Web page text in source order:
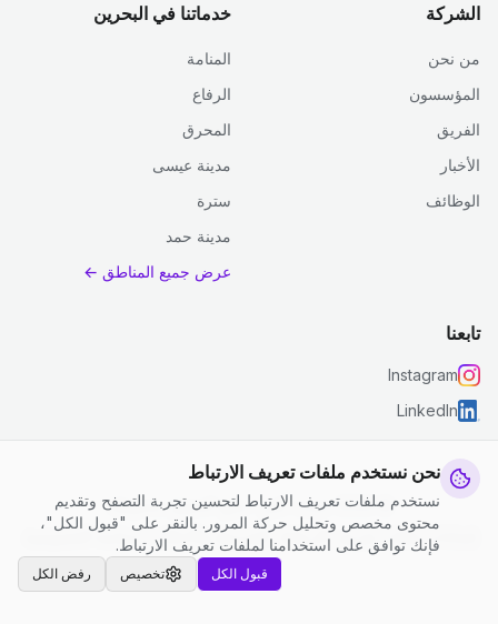
نحن نستخدم ملفات تعريف الارتباط
نستخدم ملفات تعريف الارتباط لتحسين تجربة التصفح وتقديم
محتوى مخصص وتحليل حركة المرور. بالنقر على "قبول الكل"،
فإنك توافق على استخدامنا لملفات تعريف الارتباط.
رفض الكل تخصيص قبول الكل
الشركة
من نحن
المؤسسون
الفريق
الأخبار
الوظائف
خدماتنا في البحرين
المنامة
الرفاع
المحرق
مدينة عيسى
سترة
مدينة حمد
عرض جميع المناطق ←
تابعنا
Instagram
LinkedIn
© 2026 جست كلين. جميع الحقوق محفوظة.
سياسة الخصوصية
الشروط والأحكام | إعدادات ملفات تعريف الارتباط